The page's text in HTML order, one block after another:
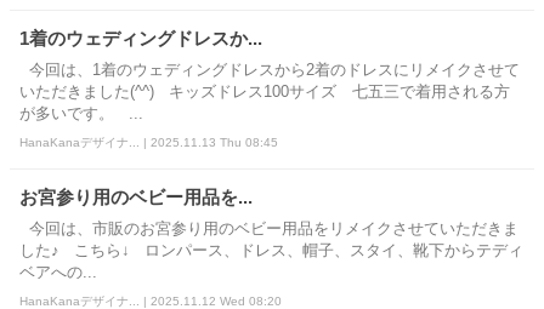
1着のウェディングドレスか...
今回は、1着のウェディングドレスから2着のドレスにリメイクさせて
いただきました(^^) キッズドレス100サイズ 七五三で着用される方
が多いです。 ...
HanaKanaデザイナ... | 2025.11.13 Thu 08:45
お宮参り用のベビー用品を...
今回は、市販のお宮参り用のベビー用品をリメイクさせていただきま
した♪ こちら↓ ロンパース、ドレス、帽子、スタイ、靴下からテディ
ベアへの...
HanaKanaデザイナ... | 2025.11.12 Wed 08:20